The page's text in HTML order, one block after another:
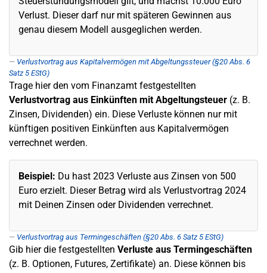
Verlust. Dieser darf nur mit späteren Gewinnen aus
genau diesem Modell ausgeglichen werden.
Verlustvortrag aus Kapitalvermögen mit Abgeltungssteuer (§20 Abs. 6
Satz 5 EStG)
Trage hier den vom Finanzamt festgestellten
Verlustvortrag aus Einkünften mit Abgeltungsteuer (z. B.
Zinsen, Dividenden) ein. Diese Verluste können nur mit
künftigen positiven Einkünften aus Kapitalvermögen
verrechnet werden.
Beispiel: Du hast 2023 Verluste aus Zinsen von 500
Euro erzielt. Dieser Betrag wird als Verlustvortrag 2024
mit Deinen Zinsen oder Dividenden verrechnet.
Verlustvortrag aus Termingeschäften (§20 Abs. 6 Satz 5 EStG)
Gib hier die festgestellten Verluste aus Termingeschäften
(z. B. Optionen, Futures, Zertifikate) an. Diese können bis